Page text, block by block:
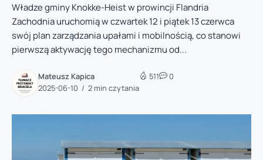
Władze gminy Knokke-Heist w prowincji Flandria
Zachodnia uruchomią w czwartek 12 i piątek 13 czerwca
swój plan zarządzania upałami i mobilnością, co stanowi
pierwszą aktywację tego mechanizmu od...
Mateusz Kapica
2025-06-10
2 min czytania
511 0